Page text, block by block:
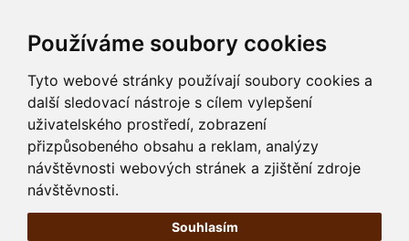
Používáme soubory cookies
Tyto webové stránky používají soubory cookies a
další sledovací nástroje s cílem vylepšení
uživatelského prostředí, zobrazení
přizpůsobeného obsahu a reklam, analýzy
návštěvnosti webových stránek a zjištění zdroje
návštěvnosti.
Souhlasím